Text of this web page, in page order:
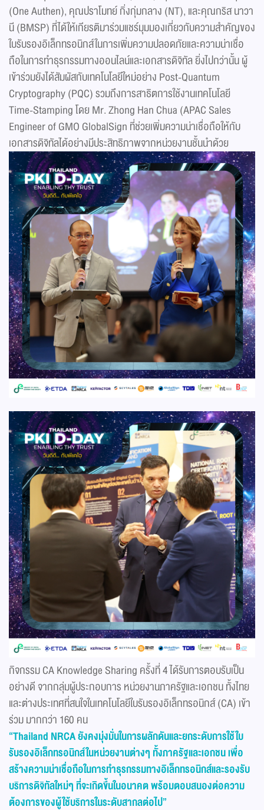
(One Authen), คุณปราโมทย์ กิ่งกุ่มกลาง (NT), และคุณกริส นาวา
นี (BMSP) ที่ได้ให้เกียรติมาร่วมแชร์มุมมองเกี่ยวกับความสำคัญของ
ใบรับรองอิเล็กทรอนิกส์ในการเพิ่มความปลอดภัยและความน่าเชื่อ
ถือในการทำธุรกรรมทางออนไลน์และเอกสารดิจิทัล ยิ่งไปกว่านั้น ผู้
เข้าร่วมยังได้สัมผัสกับเทคโนโลยีใหม่อย่าง Post-Quantum
Cryptography (PQC) รวมถึงการสาธิตการใช้งานเทคโนโลยี
Time-Stamping โดย Mr. Zhong Han Chua (APAC Sales
Engineer of GMO GlobalSign ที่ช่วยเพิ่มความน่าเชื่อถือให้กับ
เอกสารดิจิทัลได้อย่างมีประสิทธิภาพจากหน่วยงานชั้นนำด้วย
กิจกรรม CA Knowledge Sharing ครั้งที่ 4 ได้รับการตอบรับเป็น
อย่างดี จากกลุ่มผู้ประกอบการ หน่วยงานภาครัฐและเอกชน ทั้งไทย
และต่างประเทศที่สนใจในเทคโนโลยีใบรับรองอิเล็กทรอนิกส์ (CA) เข้า
ร่วม มากกว่า 160 คน
“Thailand NRCA ยังคงมุ่งมั่นในการผลักดันและยกระดับการใช้ใบ
รับรองอิเล็กทรอนิกส์ในหน่วยงานต่างๆ ทั้งภาครัฐและเอกชน เพื่อ
สร้างความน่าเชื่อถือในการทำธุรกรรมทางอิเล็กทรอนิกส์และรองรับ
บริการดิจิทัลใหม่ๆ ที่จะเกิดขึ้นในอนาคต พร้อมตอบสนองต่อความ
ต้องการของผู้ใช้บริการในระดับสากลต่อไป”